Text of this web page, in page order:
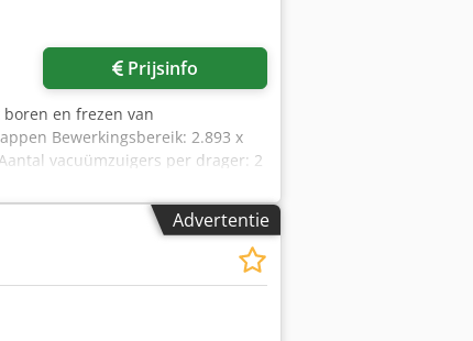
Prijsinfo
en frezen van
Bewerkingsbereik: 2.893 x
vacuümzuigers per drager: 2
bovenzijde vacuümzuiger ca. 250
Vaste groeffrees in X Aantal
X 2 + 2, Y 1+1Advertentie